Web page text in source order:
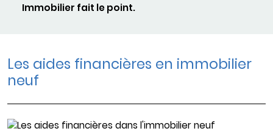
Immobilier fait le point.
Les aides financières en immobilier
neuf